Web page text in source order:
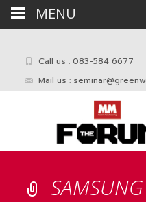
Call us : 083-584 6677
Mail us :
MENU